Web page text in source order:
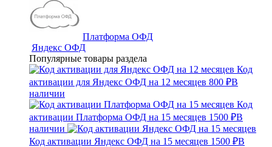
Платформа ОФД
Яндекс ОФД
Популярные товары раздела
Код
активации для Яндекс ОФД на 12 месяцев 800 ₽В
наличии
Код
активации Платформа ОФД на 15 месяцев 1500 ₽В
наличии
Код активации Яндекс ОФД на 15 месяцев 1500 ₽В